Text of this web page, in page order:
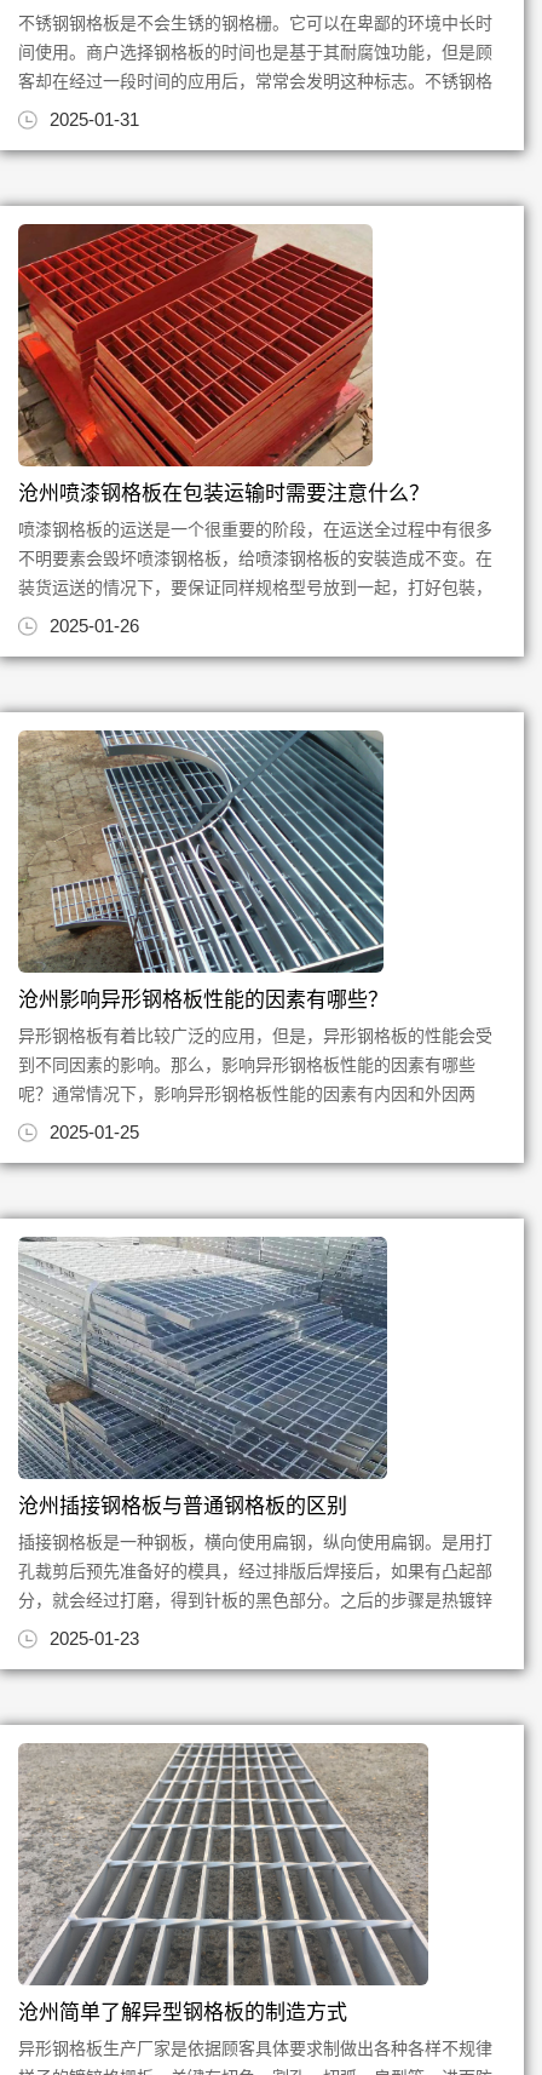
不锈钢钢格板是不会生锈的钢格栅。它可以在卑鄙的环境中长时
间使用。商户选择钢格板的时间也是基于其耐腐蚀功能，但是顾
客却在经过一段时间的应用后，常常会发明这种标志。不锈钢格
栅的外观上有棕色的锈斑，...
2025-01-31
沧州喷漆钢格板在包装运输时需要注意什么？
喷漆钢格板的运送是一个很重要的阶段，在运送全过程中有很多
不明要素会毁坏喷漆钢格板，给喷漆钢格板的安裝造成不变。在
装货运送的情况下，要保证同样规格型号放到一起，打好包裝，
确保喷漆钢格板在运送中途...
2025-01-26
沧州影响异形钢格板性能的因素有哪些？
异形钢格板有着比较广泛的应用，但是，异形钢格板的性能会受
到不同因素的影响。那么，影响异形钢格板性能的因素有哪些
呢？通常情况下，影响异形钢格板性能的因素有内因和外因两
种，下面我们分别加以介绍。原...
2025-01-25
沧州插接钢格板与普通钢格板的区别
插接钢格板是一种钢板，横向使用扁钢，纵向使用扁钢。是用打
孔裁剪后预先准备好的模具，经过排版后焊接后，如果有凸起部
分，就会经过打磨，得到针板的黑色部分。之后的步骤是热镀锌
处理，将螺塞钢板热镀锌处...
2025-01-23
沧州简单了解异型钢格板的制造方式
异形钢格板生产厂家是依据顾客具体要求制做出各种各样不规律